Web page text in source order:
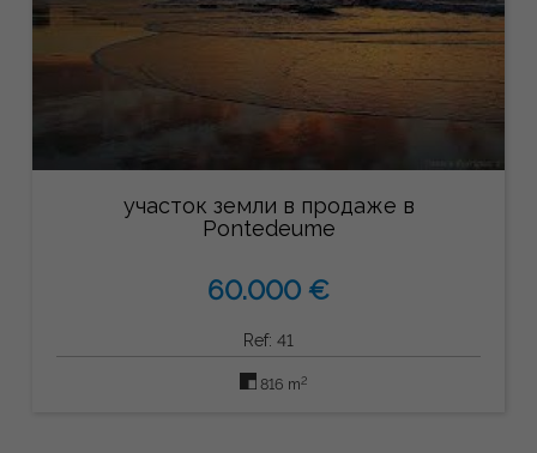
участок земли в продаже в
Pontedeume
60.000 €
Ref: 41
816 m2